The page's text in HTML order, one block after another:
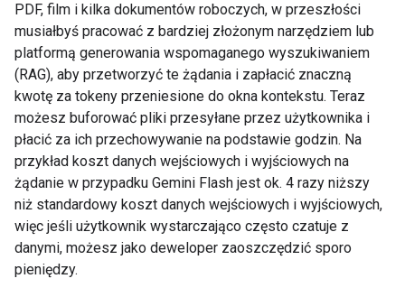
PDF, film i kilka dokumentów roboczych, w przeszłości
musiałbyś pracować z bardziej złożonym narzędziem lub
platformą generowania wspomaganego wyszukiwaniem
(RAG), aby przetworzyć te żądania i zapłacić znaczną
kwotę za tokeny przeniesione do okna kontekstu. Teraz
możesz buforować pliki przesyłane przez użytkownika i
płacić za ich przechowywanie na podstawie godzin. Na
przykład koszt danych wejściowych i wyjściowych na
żądanie w przypadku Gemini Flash jest ok. 4 razy niższy
niż standardowy koszt danych wejściowych i wyjściowych,
więc jeśli użytkownik wystarczająco często czatuje z
danymi, możesz jako deweloper zaoszczędzić sporo
pieniędzy.